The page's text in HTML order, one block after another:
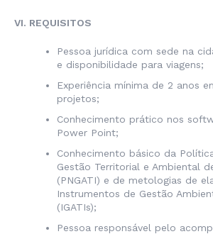
VI. REQUISITOS
Pessoa jurídica com sede na
e disponibilidade para viagens;
Experiência mínima de 2 anos
projetos;
Conhecimento prático nos
Power Point;
Conhecimento básico da
Gestão Territorial e Ambiental
(PNGATI) e de metologias de
Instrumentos de Gestão
(IGATIs);
Pessoa responsável pelo